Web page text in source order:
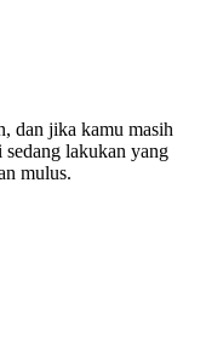
dan jika kamu masih
lakukan yang
mulus.